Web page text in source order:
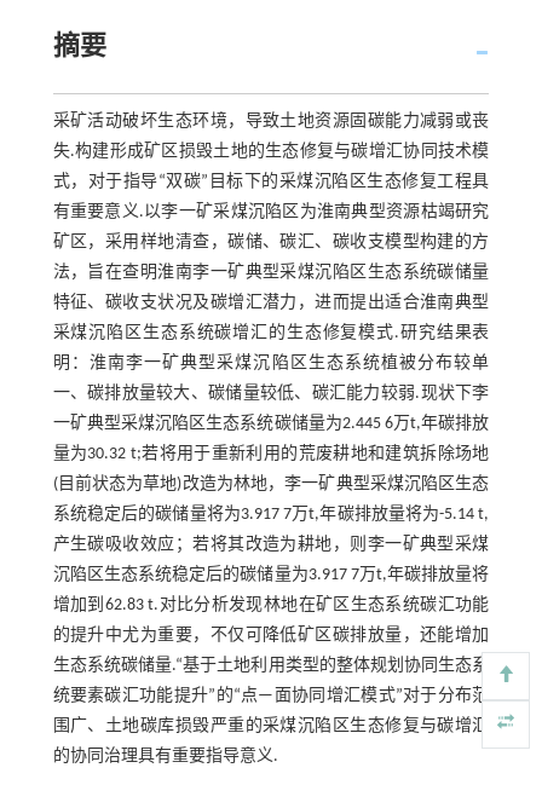
摘要
采矿活动破坏生态环境，导致土地资源固碳能力减弱或丧
失.构建形成矿区损毁土地的生态修复与碳增汇协同技术模
式，对于指导“双碳”目标下的采煤沉陷区生态修复工程具
有重要意义.以李一矿采煤沉陷区为淮南典型资源枯竭研究
矿区，采用样地清查，碳储、碳汇、碳收支模型构建的方
法，旨在查明淮南李一矿典型采煤沉陷区生态系统碳储量
特征、碳收支状况及碳增汇潜力，进而提出适合淮南典型
采煤沉陷区生态系统碳增汇的生态修复模式.研究结果表
明：淮南李一矿典型采煤沉陷区生态系统植被分布较单
一、碳排放量较大、碳储量较低、碳汇能力较弱.现状下李
一矿典型采煤沉陷区生态系统碳储量为2.445 6万t,年碳排放
量为30.32 t;若将用于重新利用的荒废耕地和建筑拆除场地
(目前状态为草地)改造为林地，李一矿典型采煤沉陷区生态
系统稳定后的碳储量将为3.917 7万t,年碳排放量将为-5.14 t,
产生碳吸收效应；若将其改造为耕地，则李一矿典型采煤
沉陷区生态系统稳定后的碳储量为3.917 7万t,年碳排放量将
增加到62.83 t.对比分析发现林地在矿区生态系统碳汇功能
的提升中尤为重要，不仅可降低矿区碳排放量，还能增加
生态系统碳储量.“基于土地利用类型的整体规划协同生态系
统要素碳汇功能提升”的“点—面协同增汇模式”对于分布范
围广、土地碳库损毁严重的采煤沉陷区生态修复与碳增汇
的协同治理具有重要指导意义.